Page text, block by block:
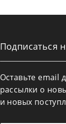
Подписаться
Оставьте email
рассылки о
и новых